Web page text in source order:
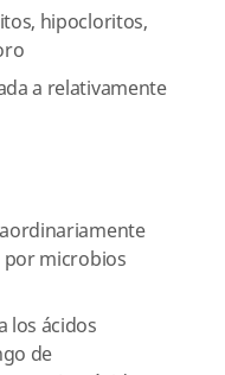
hipocloritos,
a relativamente
microbios
los ácidos
de